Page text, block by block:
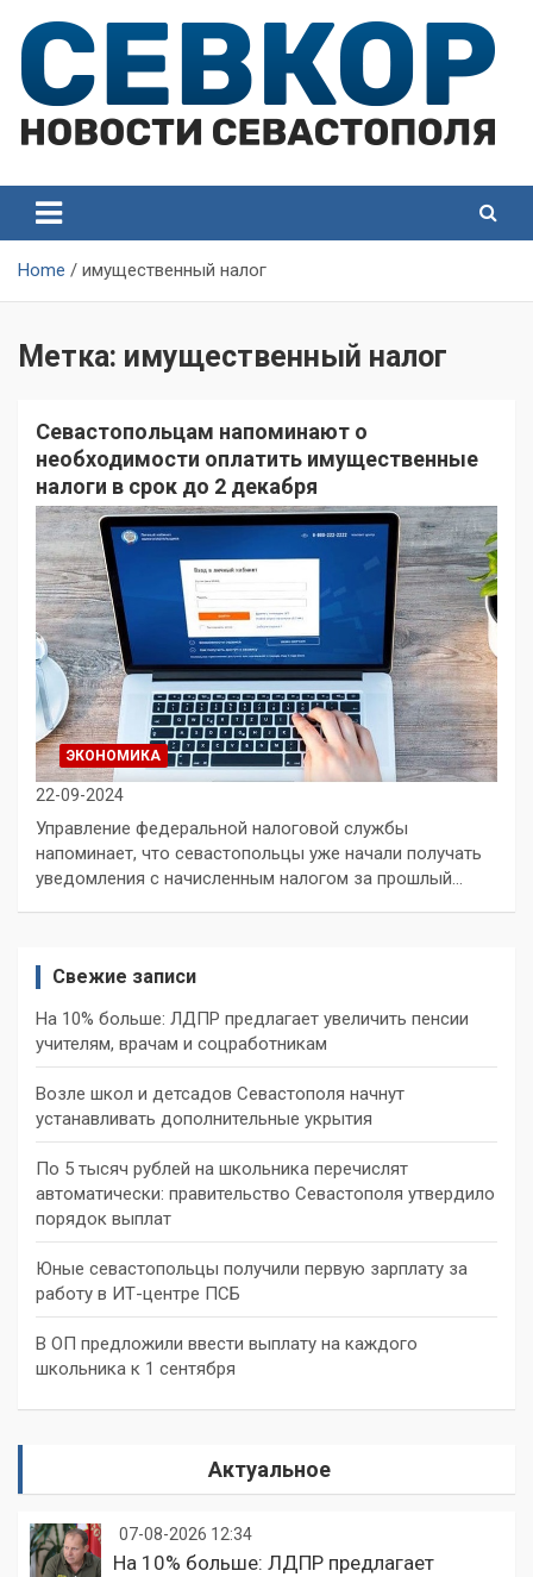
content
Севастополя
Севастополя
Home имущественный налог
Метка: имущественный налог
Севастопольцам напоминают о
необходимости оплатить имущественные
налоги в срок до 2 декабря
ЭКОНОМИКА
22-09-2024
Управление федеральной налоговой службы
напоминает, что севастопольцы уже начали получать
уведомления с начисленным налогом за прошлый…
Свежие записи
На 10% больше: ЛДПР предлагает увеличить пенсии
учителям, врачам и соцработникам
Возле школ и детсадов Севастополя начнут
устанавливать дополнительные укрытия
По 5 тысяч рублей на школьника перечислят
автоматически: правительство Севастополя утвердило
порядок выплат
Юные севастопольцы получили первую зарплату за
работу в ИТ-центре ПСБ
В ОП предложили ввести выплату на каждого
школьника к 1 сентября
Актуальное
07-08-2026 12:34
На 10% больше: ЛДПР предлагает